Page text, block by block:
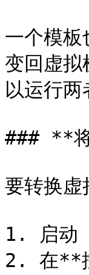
一个模板
变回虚拟
以运行两
### **
要转换虚
1. 启动
2. 在**